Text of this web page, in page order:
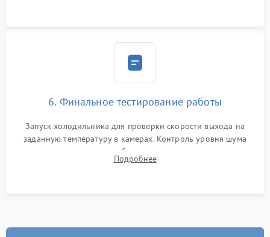
6. Финальное тестирование работы
Запуск холодильника для проверки скорости выхода на
заданную температуру в камерах. Контроль уровня шума
компрессора, отсутствия обмерзания стенок и корректного
срабатывания системы автоматической оттайки.
Подробнее